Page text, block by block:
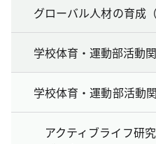
グローバル人材の育成
学校体育・運動部活動
学校体育・運動部活動
アクティブライフ研